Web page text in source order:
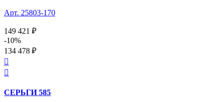
Арт. 25803-170
149 421 ₽
-10%
134 478 ₽


СЕРЬГИ 585